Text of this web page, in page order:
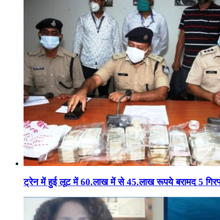
ट्रेन में हुई लूट में 60.लाख में से 45.लाख रूपये बरामद 5